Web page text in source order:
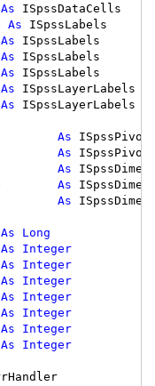
As
ISpssDataCells
As
ISpssLabels
As
ISpssLabels
As
ISpssLabels
As
ISpssLabels
As
ISpssLayerLabels
As ISpssLayerLabels
As
As
As
As
As
As
Long
As
Integer
As
Integer
As
Integer
As
Integer
As
Integer
As
Integer
As Integer